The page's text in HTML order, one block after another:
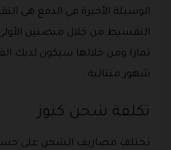
الوسيلة الأخيرة في الدفع هي
التقسيط من خلال منصتين الأولى
تمارا ومن خلالها سيكون لديك
شهور متتالية .
تكلفة شحن كنوز
تختلف مصاريف الشحن على حسب